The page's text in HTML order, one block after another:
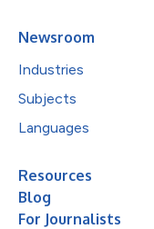
Newsroom
Industries
Subjects
Languages
Resources
Blog
For Journalists